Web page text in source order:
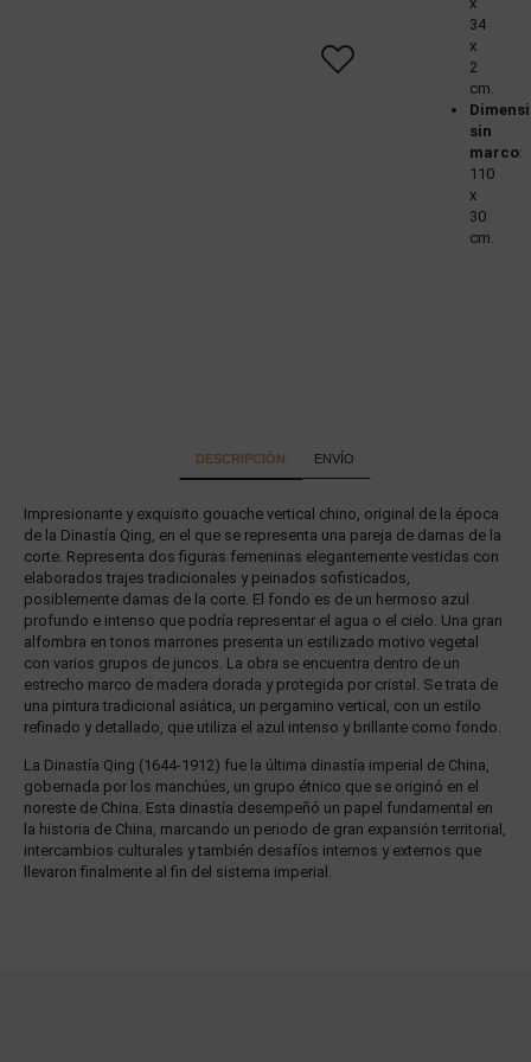
34
x
2
cm.
sin
marco:
110
x
30
cm.
DESCRIPCIÓN ENVÍO
Impresionante y exquisito gouache vertical chino, original de la época
de la Dinastía Qing, en el que se representa una pareja de damas de la
corte. Representa dos figuras femeninas elegantemente vestidas con
elaborados trajes tradicionales y peinados sofisticados,
posiblemente damas de la corte. El fondo es de un hermoso azul
profundo e intenso que podría representar el agua o el cielo. Una gran
alfombra en tonos marrones presenta un estilizado motivo vegetal
con varios grupos de juncos. La obra se encuentra dentro de un
estrecho marco de madera dorada y protegida por cristal. Se trata de
una pintura tradicional asiática, un pergamino vertical, con un estilo
refinado y detallado, que utiliza el azul intenso y brillante como fondo.
La Dinastía Qing (1644-1912) fue la última dinastía imperial de China,
gobernada por los manchúes, un grupo étnico que se originó en el
noreste de China. Esta dinastía desempeñó un papel fundamental en
la historia de China, marcando un periodo de gran expansión territorial,
intercambios culturales y también desafíos internos y externos que
llevaron finalmente al fin del sistema imperial.